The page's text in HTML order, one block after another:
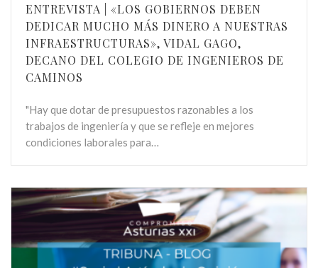
ENTREVISTA | «LOS GOBIERNOS DEBEN
DEDICAR MUCHO MÁS DINERO A NUESTRAS
INFRAESTRUCTURAS», VIDAL GAGO,
DECANO DEL COLEGIO DE INGENIEROS DE
CAMINOS
"Hay que dotar de presupuestos razonables a los
trabajos de ingeniería y que se refleje en mejores
condiciones laborales para…